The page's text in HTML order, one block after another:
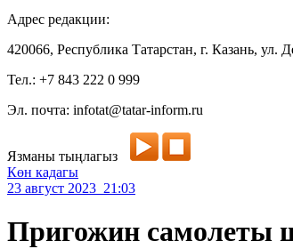
Адрес редакции:
420066, Республика Татарстан, г. Казань, ул.
Тел.: +7 843 222 0 999
Эл. почта: infotat@tatar-inform.ru
Язманы тыңлагыз
Көн кадагы
23 август 2023 21:03
Пригожин самолеты